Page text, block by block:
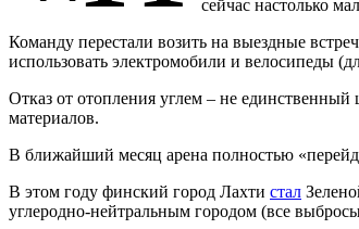
сейчас настолько
Команду перестали возить на выездные
использовать электромобили и велосипеды
Отказ от отопления углем – не
материалов.
В ближайший месяц арена полностью
В этом году финский город Лахти стал
углеродно-нейтральным городом (все